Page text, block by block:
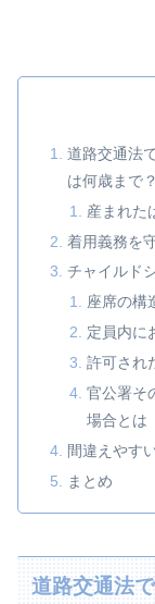
道路交通法
は何歳まで？
産まれた
着用義務を
チャイルド
座席の構
定員内に
許可され
官公署そ
場合とは
間違えやす
まとめ
道路交通法